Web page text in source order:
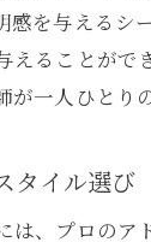
感を与える
えることが
一人ひとり
タイル選び
は、プロの